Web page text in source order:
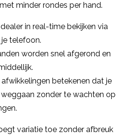
minder rondes per hand.
in real-time bekijken via
telefoon.
worden snel afgerond en
afwikkelingen betekenen dat je
zonder te wachten op
variatie toe zonder afbreuk